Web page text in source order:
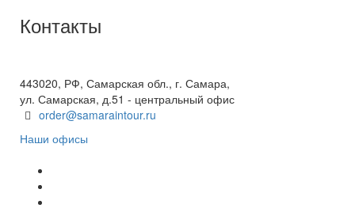
Контакты
443020, РФ, Самарская обл., г. Самара,
ул. Самарская, д.51 - центральный офис
order@samaraintour.ru
Наши офисы